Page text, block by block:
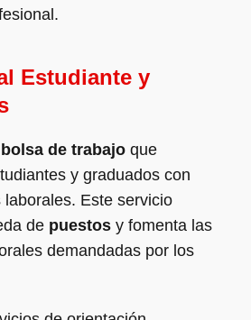
Estudiante y
bolsa de trabajo que
y graduados con
laborales. Este servicio
de puestos y fomenta las
demandadas por los